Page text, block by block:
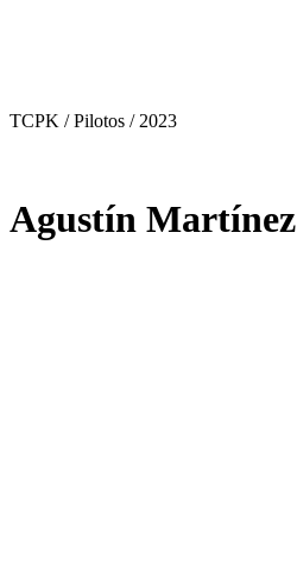
TCPK / Pilotos / 2023
Agustín Martínez